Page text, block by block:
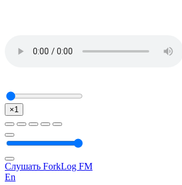
×1
Слушать ForkLog FM
En